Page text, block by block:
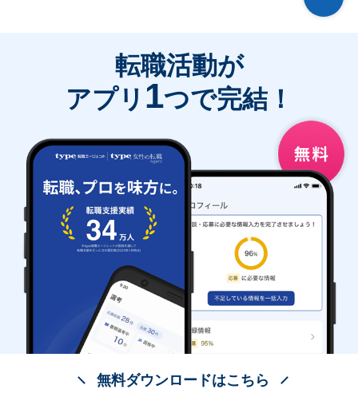
転職活動が
アプリ 1つで完結！
無料ダウンロードはこちら